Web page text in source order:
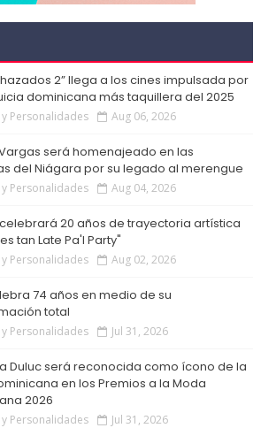
2” llega a los cines impulsada por
dominicana más taquillera del 2025
y Personalidades Aug 06, 2026
será homenajeado en las
del Niágara por su legado al merengue
y Personalidades Aug 04, 2026
20 años de trayectoria artística
tan Late Pa'l Party"
y Personalidades Aug 02, 2026
74 años en medio de su
total
y Personalidades Jul 31, 2026
Duluc será reconocida como ícono de la
en los Premios a la Moda
2026
y Personalidades Jul 31, 2026